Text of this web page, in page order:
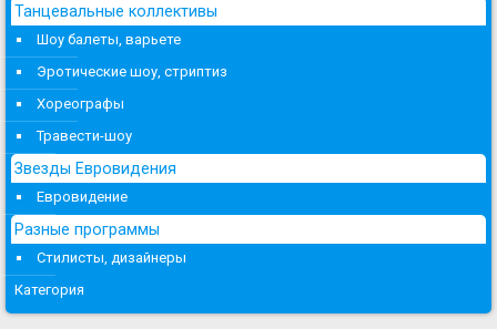
Танцевальные коллективы
Шоу балеты, варьете
Эротические шоу, стриптиз
Хореографы
Травести-шоу
Звезды Евровидения
Евровидение
Разные программы
Стилисты, дизайнеры
Категория